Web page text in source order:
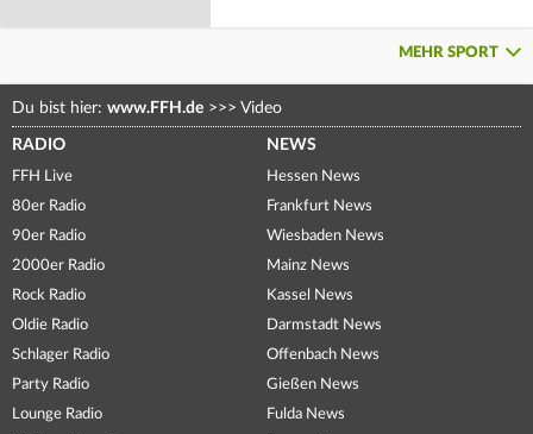
MEHR SPORT
Du bist hier: www.FFH.de >>> Video
RADIO
FFH Live
80er Radio
90er Radio
2000er Radio
Rock Radio
Oldie Radio
Schlager Radio
Party Radio
Lounge Radio
NEWS
Hessen News
Frankfurt News
Wiesbaden News
Mainz News
Kassel News
Darmstadt News
Offenbach News
Gießen News
Fulda News